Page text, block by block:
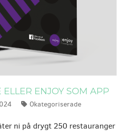
ELLER ENJOY SOM APP
Kategorier:
Okategoriserade
ni på drygt 250 restauranger